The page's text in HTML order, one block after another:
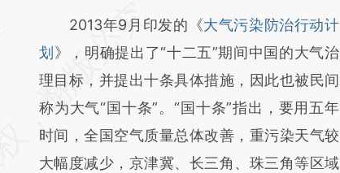
2013年9月印发的《大气污染防治行动计
划 》，明确提出了“十二五”期间中国的大气治
理目标，并提出十条具体措施，因此也被民间
称为大气“国十条”。“国十条”指出，要用五年
时间，全国空气质量总体改善，重污染天气较
大幅度减少，京津冀、长三角、珠三角等区域